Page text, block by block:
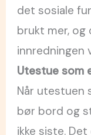
det sosiale
brukt mer,
innredningen
Utestue som
Når utestuen
bør bord og
ikke siste.